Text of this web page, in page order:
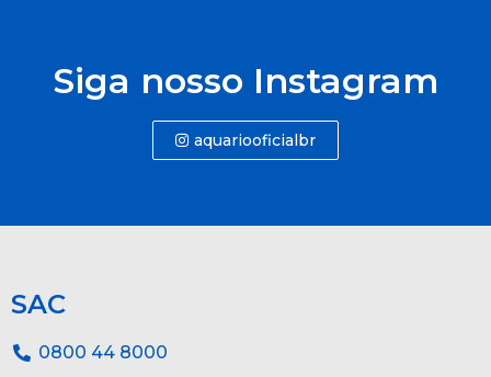
Siga nosso Instagram
aquariooficialbr
SAC
0800 44 8000